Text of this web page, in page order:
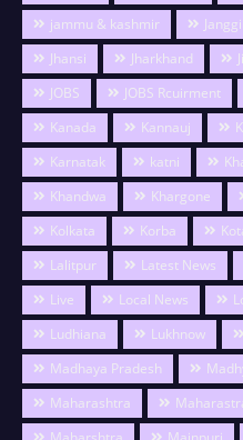
jammu & kashmir
Jhansi
Jharkhand
JOBS
JOBS Rcuirment
Kanada
Kannauj
Karnatak
katni
Khandwa
Khargone
Kolkata
Korba
Lalitpur
Latest News
Live
Local News
Ludhiana
Lukhnow
Madhaya Pradesh
Maharashtra